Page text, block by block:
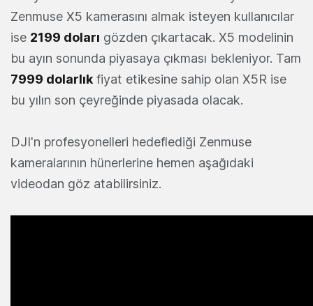
Zenmuse X5 kamerasını almak isteyen kullanıcılar
ise 2199 doları gözden çıkartacak. X5 modelinin
bu ayın sonunda piyasaya çıkması bekleniyor. Tam
7999 dolarlık fiyat etikesine sahip olan X5R ise
bu yılın son çeyreğinde piyasada olacak.
DJI'n profesyonelleri hedeflediği Zenmuse
kameralarının hünerlerine hemen aşağıdaki
videodan göz atabilirsiniz.